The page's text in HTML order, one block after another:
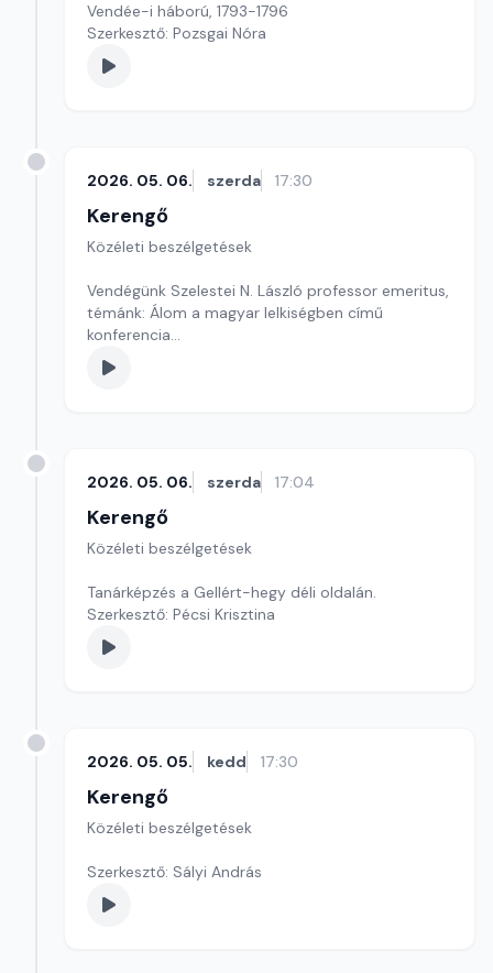
Vendée-i háború, 1793-1796
Szerkesztő: Pozsgai Nóra
2026. 05. 06. szerda 17:30
Kerengő
Közéleti beszélgetések
Vendégünk Szelestei N. László professor emeritus,
témánk: Álom a magyar lelkiségben című
konferencia
Szerkesztő: Sallai Éva
2026. 05. 06. szerda 17:04
Kerengő
Közéleti beszélgetések
Tanárképzés a Gellért-hegy déli oldalán.
Szerkesztő: Pécsi Krisztina
2026. 05. 05. kedd 17:30
Kerengő
Közéleti beszélgetések
Szerkesztő: Sályi András